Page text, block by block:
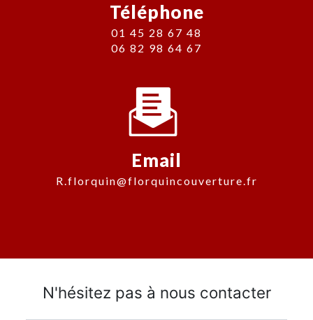
Téléphone
01 45 28 67 48
06 82 98 64 67
Email
r.florquin@florquincouverture.fr
N'hésitez pas à nous contacter